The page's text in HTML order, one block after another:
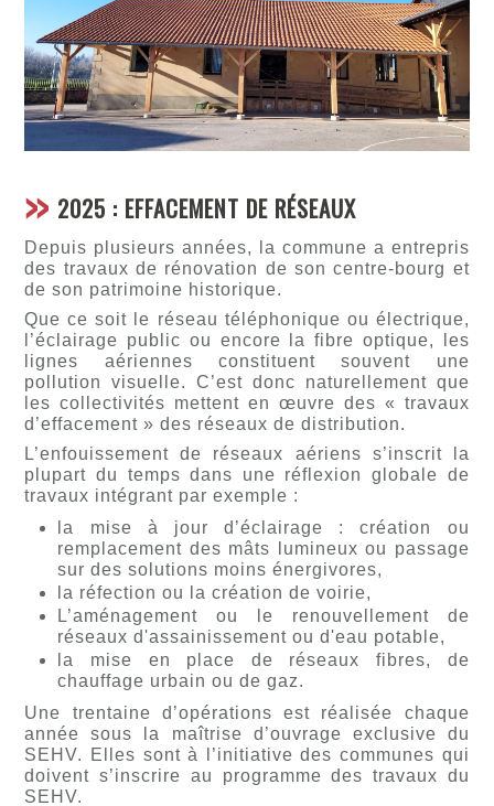
2025 : EFFACEMENT DE RÉSEAUX
Depuis plusieurs années, la commune a entrepris
des travaux de rénovation de son centre-bourg et
de son patrimoine historique.
Que ce soit le réseau téléphonique ou électrique,
l’éclairage public ou encore la fibre optique, les
lignes aériennes constituent souvent une
pollution visuelle. C’est donc naturellement que
les collectivités mettent en œuvre des « travaux
d’effacement » des réseaux de distribution.
L’enfouissement de réseaux aériens s’inscrit la
plupart du temps dans une réflexion globale de
travaux intégrant par exemple :
la mise à jour d’éclairage : création ou
remplacement des mâts lumineux ou passage
sur des solutions moins énergivores,
la réfection ou la création de voirie,
L’aménagement ou le renouvellement de
réseaux d'assainissement ou d'eau potable,
la mise en place de réseaux fibres, de
chauffage urbain ou de gaz.
Une trentaine d’opérations est réalisée chaque
année sous la maîtrise d’ouvrage exclusive du
SEHV. Elles sont à l’initiative des communes qui
doivent s’inscrire au programme des travaux du
SEHV.